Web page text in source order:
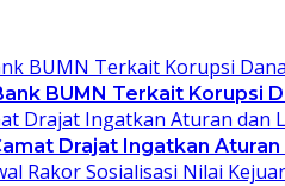
BUMN Terkait Korupsi
Drajat Ingatkan Aturan